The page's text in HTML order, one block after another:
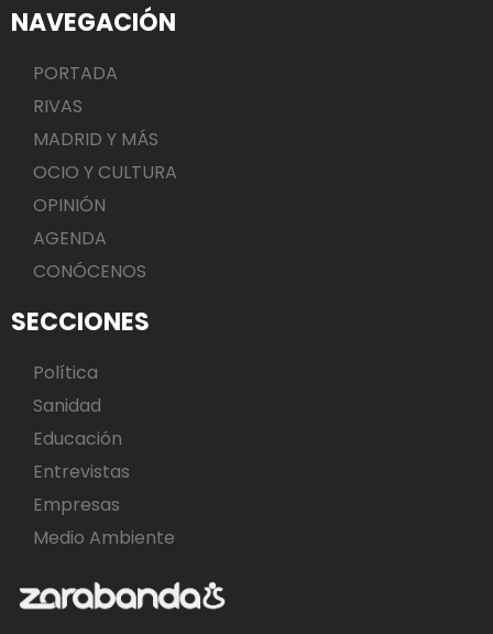
NAVEGACIÓN
PORTADA
RIVAS
MADRID Y MÁS
OCIO Y CULTURA
OPINIÓN
AGENDA
CONÓCENOS
SECCIONES
Política
Sanidad
Educación
Entrevistas
Empresas
Medio Ambiente